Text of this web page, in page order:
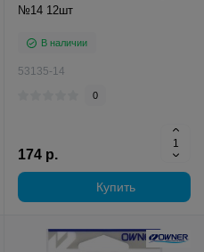
№14 12шт
В наличии
53135-14
0
174 р.
Купить